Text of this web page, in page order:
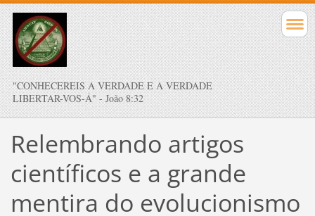
"CONHECEREIS A VERDADE E A VERDADE
LIBERTAR-VOS-Á" - João 8:32
Relembrando artigos
científicos e a grande
mentira do evolucionismo